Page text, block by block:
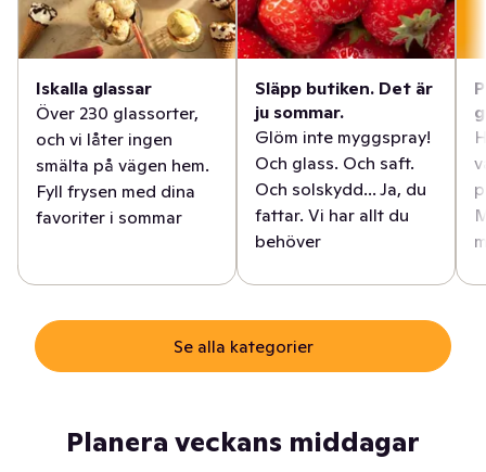
Iskalla glassar
Över 230 glassorter,
och vi låter ingen
smälta på vägen hem.
Fyll frysen med dina
favoriter i sommar
Släpp butiken. Det är
ju sommar.
Glöm inte myggspray!
Och glass. Och saft.
Och solskydd... Ja, du
fattar. Vi har allt du
behöver
Se alla kategorier
Planera veckans middagar